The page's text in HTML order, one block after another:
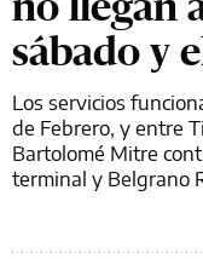
sábado y
Los servicios
de Febrero, y entre
Bartolomé Mitre
terminal y Belgrano